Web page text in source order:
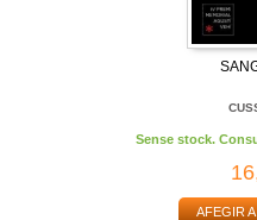
Sense stock.
AFEGIR